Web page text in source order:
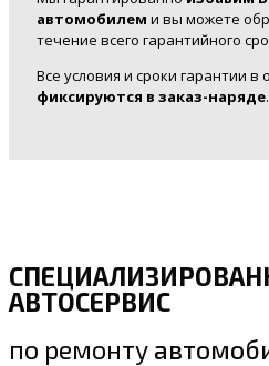
автомобилем и вы можете
течение всего гарантийного
Все условия и сроки гарантии
фиксируются в заказ-наряде.
АВТОСЕРВИС
по ремонту